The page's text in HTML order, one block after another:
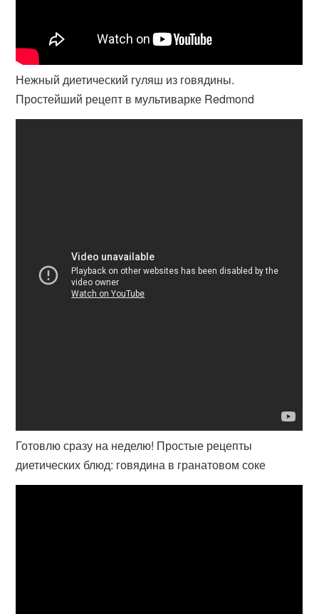
Нежный диетический гуляш из говядины.
Простейший рецепт в мультиварке Redmond
Готовлю сразу на неделю! Простые рецепты
диетических блюд: говядина в гранатовом соке